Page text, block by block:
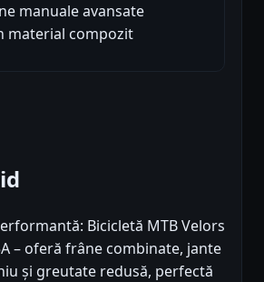
manuale avansate
material compozit
Bicicletă MTB Velors
– oferă frâne combinate, jante
și greutate redusă, perfectă